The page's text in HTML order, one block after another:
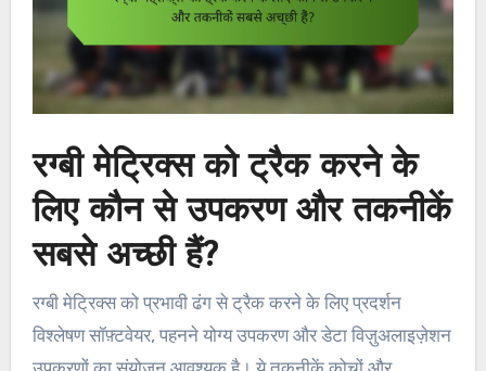
रग्बी मेट्रिक्स को ट्रैक करने के
लिए कौन से उपकरण और तकनीकें
सबसे अच्छी हैं?
रग्बी मेट्रिक्स को प्रभावी ढंग से ट्रैक करने के लिए प्रदर्शन
विश्लेषण सॉफ़्टवेयर, पहनने योग्य उपकरण और डेटा विज़ुअलाइज़ेशन